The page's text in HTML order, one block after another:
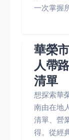
一次掌握
華榮
人帶
清單
想探索華
南由在地
清單、營
得。從經